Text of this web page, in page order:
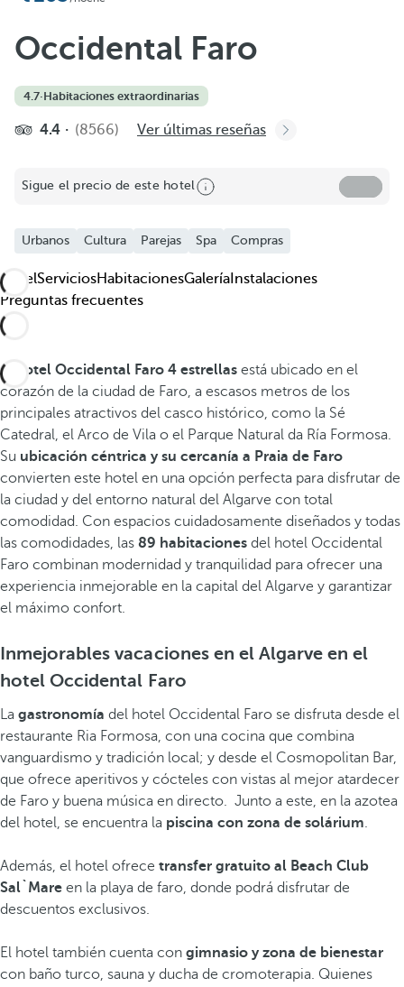
Occidental Faro
4.7·Habitaciones extraordinarias
4.4 (8566) Ver últimas reseñas
Sigue el precio de este hotel
Urbanos Cultura Parejas Spa Compras
HotelServiciosHabitacionesGalería Instalaciones
Preguntas frecuentes
El hotel Occidental Faro 4 estrellas está ubicado en el
corazón de la ciudad de Faro, a escasos metros de los
principales atractivos del casco histórico, como la Sé
Catedral, el Arco de Vila o el Parque Natural da Ría Formosa.
Su ubicación céntrica y su cercanía a Praia de Faro
convierten este hotel en una opción perfecta para disfrutar de
la ciudad y del entorno natural del Algarve con total
comodidad. Con espacios cuidadosamente diseñados y todas
las comodidades, las 89 habitaciones del hotel Occidental
Faro combinan modernidad y tranquilidad para ofrecer una
experiencia inmejorable en la capital del Algarve y garantizar
el máximo confort.
Inmejorables vacaciones en el Algarve en el
hotel Occidental Faro
La gastronomía del hotel Occidental Faro se disfruta desde el
restaurante Ria Formosa, con una cocina que combina
vanguardismo y tradición local; y desde el Cosmopolitan Bar,
que ofrece aperitivos y cócteles con vistas al mejor atardecer
de Faro y buena música en directo. Junto a este, en la azotea
del hotel, se encuentra la piscina con zona de solárium.
Además, el hotel ofrece transfer gratuito al Beach Club
Sal`Mare en la playa de faro, donde podrá disfrutar de
descuentos exclusivos.
El hotel también cuenta con gimnasio y zona de bienestar
con baño turco, sauna y ducha de cromoterapia. Quienes